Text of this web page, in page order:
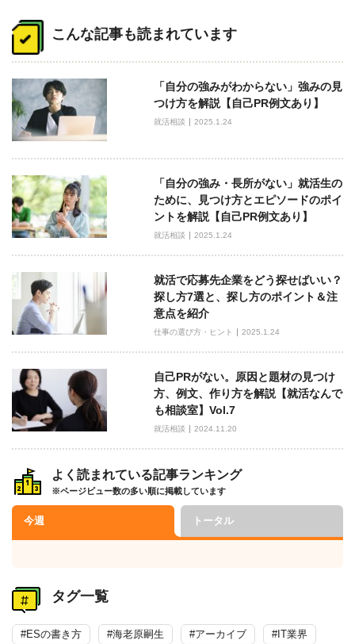
稿
ナ
ゲ
ー
シ
ョ
ン
こんな記事も読まれています
「自分の強みがわからない」強みの見
つけ方を解説【自己PR例文あり】
就活相談 2025.1.24
「自分の強み・長所がない」就活生の
ために、見つけ方とエピソードのポイ
ントを解説【自己PR例文あり】
就活相談 2025.1.24
就活で応募先企業をどう探せばいい？
探し方7選と、探し方のポイント＆注
意点を紹介
仕事の選び方・ヒント 2025.1.24
自己PRがない。原因と題材の見つけ
方、例文、作り方を解説【就活なんで
も相談室】Vol.7
就活相談 2024.11.20
よく読まれている記事ランキング
※ページビュー数の多い順に掲載しています
今週 トータル
タグ一覧
#ESの書き方 #海老原嗣生 #アーカイブ #IT業界